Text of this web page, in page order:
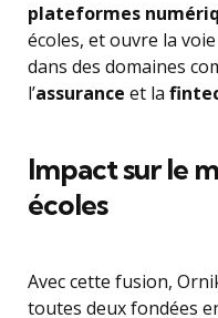
plateformes
écoles, et ouvre la
dans des domaines
l’assurance et la
Impact sur le
écoles
Avec cette fusion,
toutes deux fondées